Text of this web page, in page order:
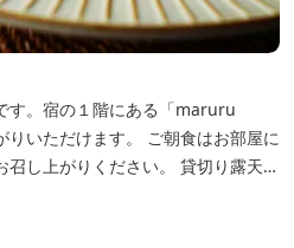
す。宿の１階にある「maruru
いただけます。 ご朝食はお部屋に
し上がりください。 貸切り露天風
分です。